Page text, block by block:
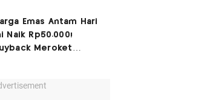
Emas Antam Hari
Naik Rp50.000!
Meroket